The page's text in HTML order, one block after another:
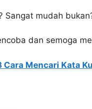
Sangat mudah
dan semoga
Cara Mencari Kata